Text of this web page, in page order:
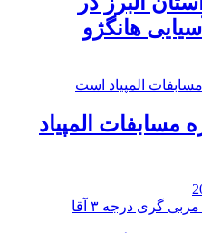
هانگژو
مسابفات المپیاد